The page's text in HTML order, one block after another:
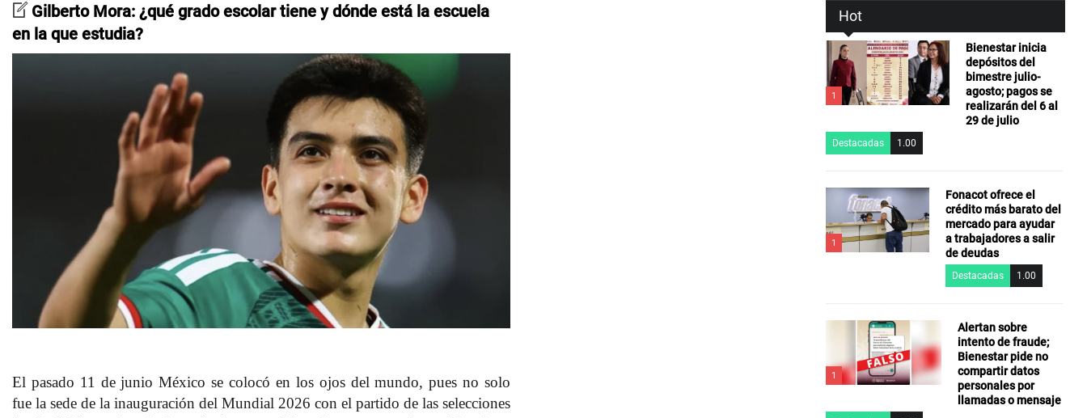
Gilberto Mora: ¿qué grado escolar tiene y dónde está la escuela
en la que estudia?
El pasado 11 de junio México se colocó en los ojos del mundo, pues no solo
fue la sede de la inauguración delMundial 2026 con el partido de las selecciones
Hot
1
Bienestar inicia
depósitos del
bimestre julio-
agosto; pagos se
realizarán del 6 al
29 de julio
Destacadas 1.00
1
Fonacot ofrece el
crédito más barato del
mercado para ayudar
a trabajadores a salir
de deudas
Destacadas 1.00
1
Alertan sobre
intento de fraude;
Bienestar pide no
compartir datos
personales por
llamadas o mensaje